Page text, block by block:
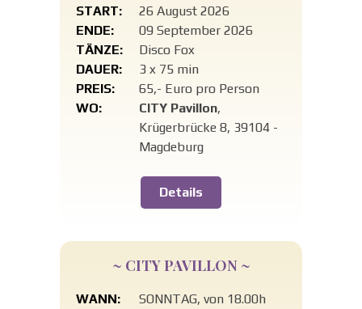
START:
26 August 2026
ENDE:
09 September 2026
TÄNZE:
Disco Fox
DAUER:
3 x 75 min
PREIS:
65,- Euro pro Person
WO:
CITY Pavillon,
Krügerbrücke 8, 39104 -
Magdeburg
Details
~ CITY PAVILLON ~
WANN:
SONNTAG, von 18.00h